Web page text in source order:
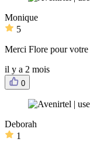
Monique
5
Merci Flore pour votre
il y a 2 mois
0
Deborah
1